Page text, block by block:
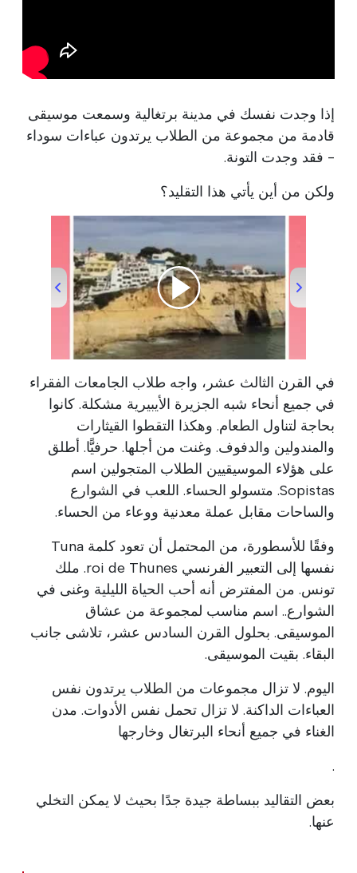
إذا وجدت نفسك في مدينة برتغالية وسمعت موسيقى
قادمة من مجموعة من الطلاب يرتدون عباءات سوداء
- فقد وجدت التونة.
ولكن من أين يأتي هذا التقليد؟
00:00/00:37
في القرن الثالث عشر، واجه طلاب الجامعات الفقراء
في جميع أنحاء شبه الجزيرة الأيبيرية مشكلة. كانوا
بحاجة لتناول الطعام. وهكذا التقطوا القيثارات
والمندولين والدفوف. وغنت من أجلها. حرفيًّا. أطلق
على هؤلاء الموسيقيين الطلاب المتجولين اسم
Sopistas. متسولو الحساء. اللعب في الشوارع
والساحات مقابل عملة معدنية ووعاء من الحساء.
وفقًا للأسطورة، من المحتمل أن تعود كلمة Tuna
نفسها إلى التعبير الفرنسي roi de Thunes. ملك
تونس. من المفترض أنه أحب الحياة الليلية وغنى في
الشوارع.. اسم مناسب لمجموعة من عشاق
الموسيقى. بحلول القرن السادس عشر، تلاشى جانب
البقاء. بقيت الموسيقى.
اليوم. لا تزال مجموعات من الطلاب يرتدون نفس
العباءات الداكنة. لا تزال تحمل نفس الأدوات. مدن
الغناء في جميع أنحاء البرتغال وخارجها
.
بعض التقاليد ببساطة جيدة جدًا بحيث لا يمكن التخلي
عنها.